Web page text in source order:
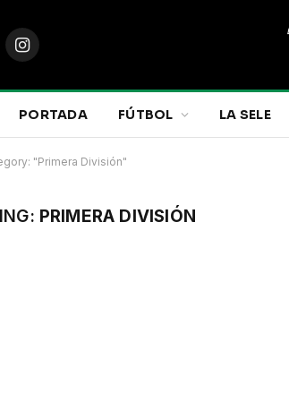
Instagram
PORTADA FÚTBOL LA SELE
"Primera División"
PRIMERA DIVISIÓN